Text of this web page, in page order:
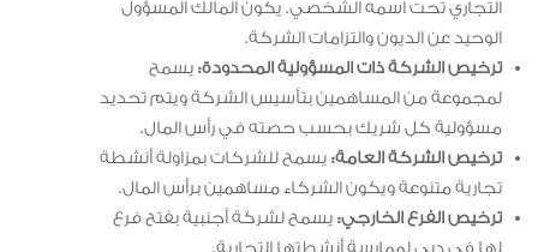
التجاري تحت اسمه الشخصي. يكون المالك المسؤول
الوحيد عن الديون والتزامات الشركة.
ترخيص الشركة ذات المسؤولية المحدودة: يسمح
لمجموعة من المساهمين بتأسيس الشركة ويتم تحديد
مسؤولية كل شريك بحسب حصته في رأس المال.
ترخيص الشركة العامة: يسمح للشركات بمزاولة أنشطة
تجارية متنوعة ويكون الشركاء مساهمين برأس المال.
ترخيص الفرع الخارجي: يسمح لشركة أجنبية بفتح فرع
لها في دبي لممارسة أنشطتها التجارية.